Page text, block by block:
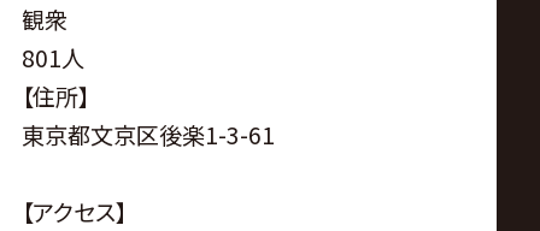
観衆
801人
【住所】
東京都文京区後楽1-3-61
【アクセス】